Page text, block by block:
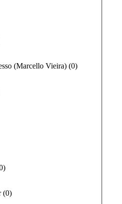
(Marcello Vieira) (0)
)
(0)